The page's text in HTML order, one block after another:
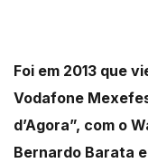
Foi em 2013 que
Vodafone
d’Agora”, com o
Bernardo Barata